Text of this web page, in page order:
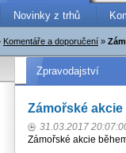
Novinky z trhů
Komentáře a doporučení »
Zpravodajství
Zámořské
31.03.2017
Zámořské akcie